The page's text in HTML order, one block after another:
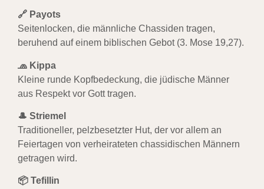
🔗 Payots
Seitenlocken, die männliche Chassiden tragen,
beruhend auf einem biblischen Gebot (3. Mose 19,27).
🧢 Kippa
Kleine runde Kopfbedeckung, die jüdische Männer
aus Respekt vor Gott tragen.
🎩 Striemel
Traditioneller, pelzbesetzter Hut, der vor allem an
Feiertagen von verheirateten chassidischen Männern
getragen wird.
📦 Tefillin